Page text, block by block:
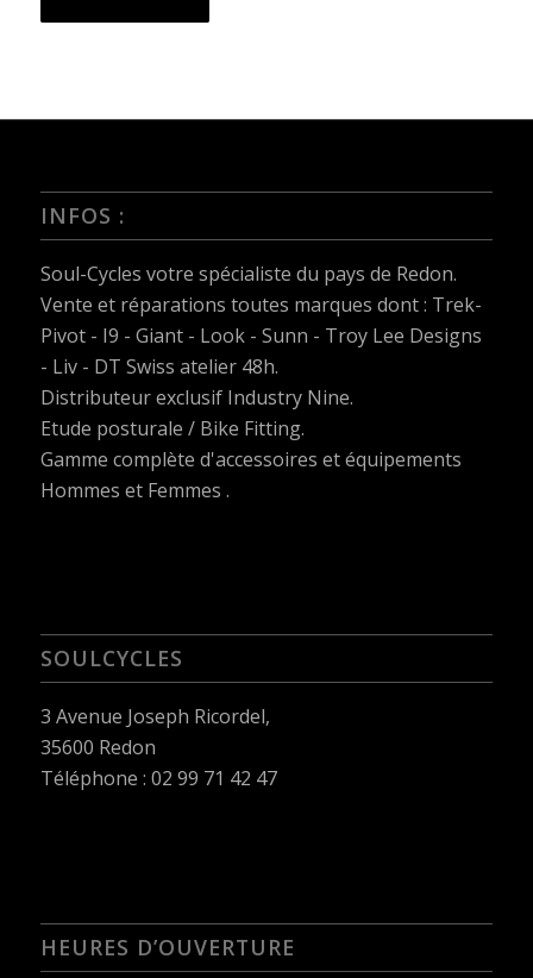
INFOS :
Soul-Cycles votre spécialiste du pays de Redon.
Vente et réparations toutes marques dont : Trek-
Pivot - I9 - Giant - Look - Sunn - Troy Lee Designs
- Liv - DT Swiss atelier 48h.
Distributeur exclusif Industry Nine.
Etude posturale / Bike Fitting.
Gamme complète d'accessoires et équipements
Hommes et Femmes .
SOULCYCLES
3 Avenue Joseph Ricordel,
35600 Redon
Téléphone : 02 99 71 42 47
HEURES D’OUVERTURE